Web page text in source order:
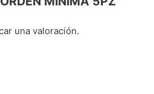
una valoración.